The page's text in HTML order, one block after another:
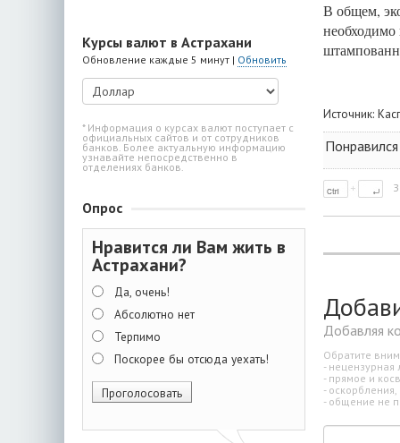
Курсы валют в Астрахани
Обновление каждые 5 минут | Обновить
* Информация о курсах валют поступает с
официальных сайтов и от сотрудников
банков. Более актуальную информацию
узнавайте непосредственно в
отделениях банков.
Опрос
Нравится ли Вам жить в
Астрахани?
Да, очень!
Абсолютно нет
Терпимо
Поскорее бы отсюда уехать!
В общем,
Источник:
Добавляя
Обратите
-
- прямое и
-
- общение не